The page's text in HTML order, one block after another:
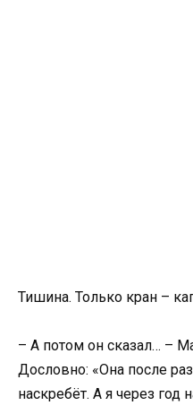
Тишина. Только кран –
– А потом он сказал… –
Дословно: «Она после
наскребёт. А я через год